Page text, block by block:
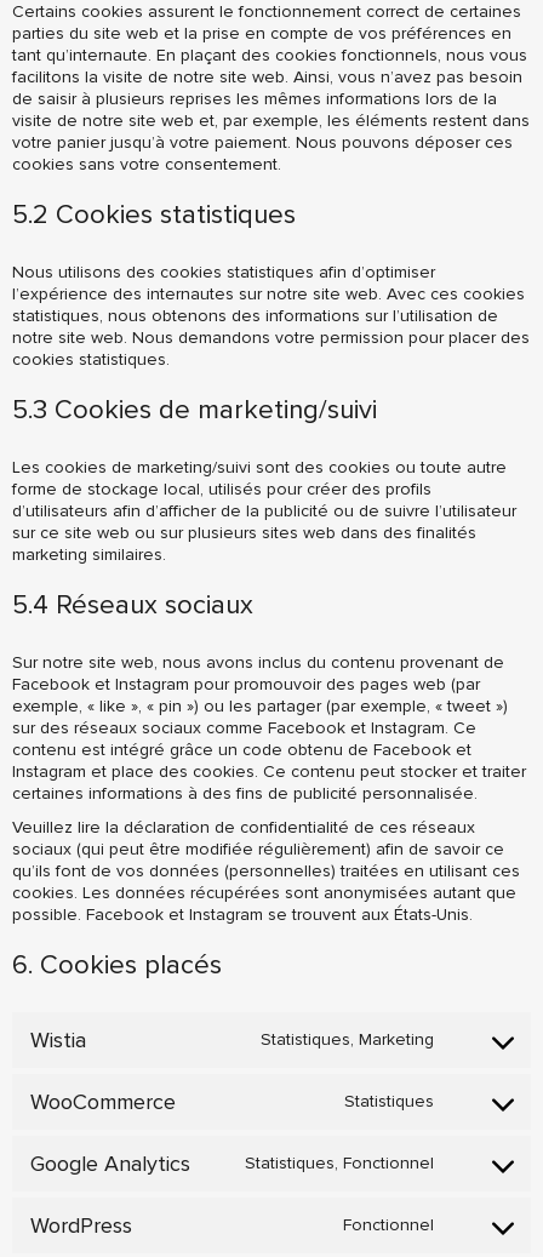
Certains cookies assurent le fonctionnement correct de certaines
parties du site web et la prise en compte de vos préférences en
tant qu’internaute. En plaçant des cookies fonctionnels, nous vous
facilitons la visite de notre site web. Ainsi, vous n’avez pas besoin
de saisir à plusieurs reprises les mêmes informations lors de la
visite de notre site web et, par exemple, les éléments restent dans
votre panier jusqu’à votre paiement. Nous pouvons déposer ces
cookies sans votre consentement.
5.2 Cookies statistiques
Nous utilisons des cookies statistiques afin d’optimiser
l’expérience des internautes sur notre site web. Avec ces cookies
statistiques, nous obtenons des informations sur l’utilisation de
notre site web. Nous demandons votre permission pour placer des
cookies statistiques.
5.3 Cookies de marketing/suivi
Les cookies de marketing/suivi sont des cookies ou toute autre
forme de stockage local, utilisés pour créer des profils
d’utilisateurs afin d’afficher de la publicité ou de suivre l’utilisateur
sur ce site web ou sur plusieurs sites web dans des finalités
marketing similaires.
5.4 Réseaux sociaux
Sur notre site web, nous avons inclus du contenu provenant de
Facebook et Instagram pour promouvoir des pages web (par
exemple, « like », « pin ») ou les partager (par exemple, « tweet »)
sur des réseaux sociaux comme Facebook et Instagram. Ce
contenu est intégré grâce un code obtenu de Facebook et
Instagram et place des cookies. Ce contenu peut stocker et traiter
certaines informations à des fins de publicité personnalisée.
Veuillez lire la déclaration de confidentialité de ces réseaux
sociaux (qui peut être modifiée régulièrement) afin de savoir ce
qu’ils font de vos données (personnelles) traitées en utilisant ces
cookies. Les données récupérées sont anonymisées autant que
possible. Facebook et Instagram se trouvent aux États-Unis.
6. Cookies placés
Wistia Statistiques, Marketing
Consent
service
WooCommerce Statistiques
Consent
service
Google Analytics Statistiques, Fonctionnel
Consent
service
google-
WordPress Fonctionnel
Consent